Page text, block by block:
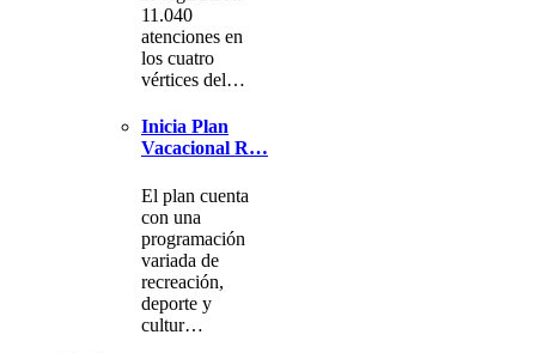
11.040
atenciones en
los cuatro
vértices del…
Inicia Plan
Vacacional R…
El plan cuenta
con una
programación
variada de
recreación,
deporte y
cultur…